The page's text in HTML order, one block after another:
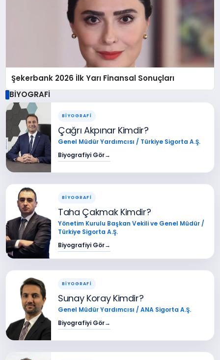
Şekerbank 2026 İlk Yarı Finansal Sonuçları
BİYOGRAFİ
BİYOGRAFİ
Çağrı Akpınar Kimdir?
Genel Müdür Yardımcısı / Türkiye Sigorta A.Ş.
Biyografiyi Gör→
BİYOGRAFİ
Taha Çakmak Kimdir?
Yönetim Kurulu Başkan Vekili ve Genel Müdür /
Türkiye Sigorta A.Ş.
Biyografiyi Gör→
BİYOGRAFİ
Sunay Koray Kimdir?
Genel Müdür Yardımcısı / ANA Sigorta A.Ş.
Biyografiyi Gör→